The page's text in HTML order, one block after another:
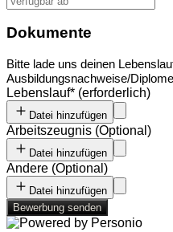
Dokumente
Bitte lade uns deinen
Ausbildungsnachweise/
Lebenslauf* (erforderlich)
Datei hinzufügen
Arbeitszeugnis (Optional )
Datei hinzufügen
Andere (Optional )
Datei hinzufügen
Bewerbung senden